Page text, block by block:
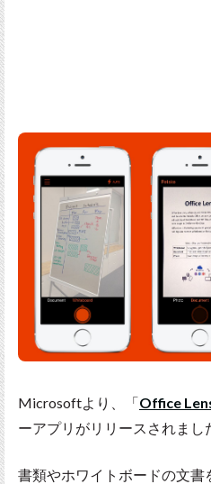
Microsoftより、「Office
ーアプリがリリースされまし
書類やホワイトボードの文書